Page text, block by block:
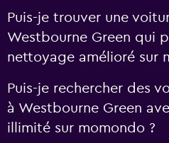
Puis-je trouver une
Westbourne Green qui
nettoyage amélioré sur
Puis-je rechercher des
à Westbourne Green
illimité sur momondo ?